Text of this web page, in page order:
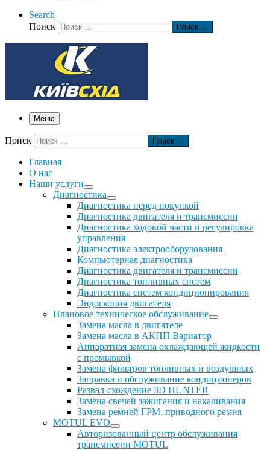
Search
Поиск
Поиск …
Меню
Поиск Поиск …
Главная
О нас
Наши услуги
Диагностика
Диагностика перед покупкой
Диагностика двигателя и трансмиссии
Диагностика ходовой части и регулировка
управления
Диагностика электрооборудования
Компьютерная диагностика
Диагностика двигателя и трансмиссии
Диагностика топливных систем
Диагностика систем кондиционирования
Эндоскопия двигателя
Плановое техническое обслуживание
Замена масла в двигателе
Замена масла в АКПП Вариатор
Аппаратная замена охлаждающей жидкости
с промывкой
Замена фильтров топливных и воздушных
Заправка и обслуживание кондиционеров
Развал-схождение 3D HUNTER
Замена свечей зажигания и накаливания
Замена ремней ГРМ, приводного ремня
MOTUL EVO
Авторизованный центр обслуживания
трансмиссии MOTUL